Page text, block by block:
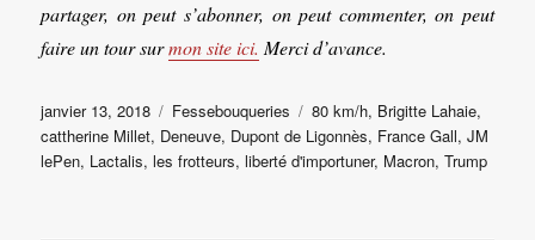
partager, on peut s’abonner, on peut commenter, on peut
faire un tour surmon site ici. Merci d’avance.
Publié
le
janvier 13, 2018 Catégories
Fessebouqueries Étiquettes
80 km/h, Brigitte Lahaie,
cattherine Millet, Deneuve, Dupont de Ligonnès, France Gall,JM
lePen, Lactalis,les frotteurs,liberté d'importuner, Macron,Trump